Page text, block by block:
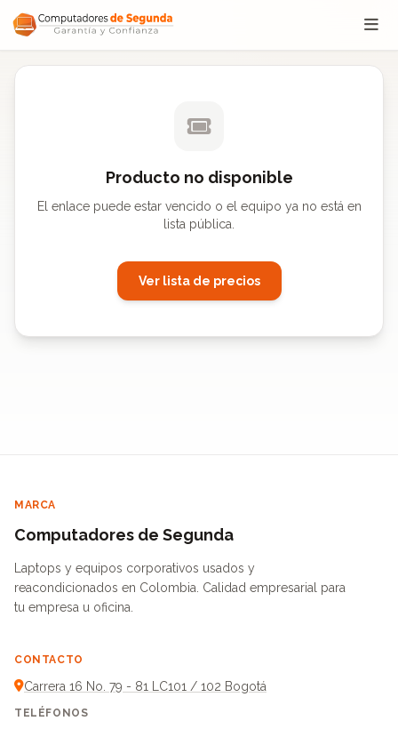
Saltar al contenido
Producto no disponible
El enlace puede estar vencido o el equipo ya no está en
lista pública.
Ver lista de precios
MARCA
Computadores de Segunda
Laptops y equipos corporativos usados y
reacondicionados en Colombia. Calidad empresarial para
tu empresa u oficina.
CONTACTO
Carrera 16 No. 79 - 81 LC101 / 102 Bogotá
TELÉFONOS